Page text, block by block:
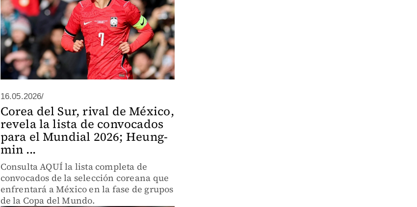
16.05.2026/
Corea del Sur, rival de México,
revela la lista de convocados
para el Mundial 2026; Heung-
min ...
Consulta AQUÍ la lista completa de
convocados de la selección coreana que
enfrentará a México en la fase de grupos
de la Copa del Mundo.